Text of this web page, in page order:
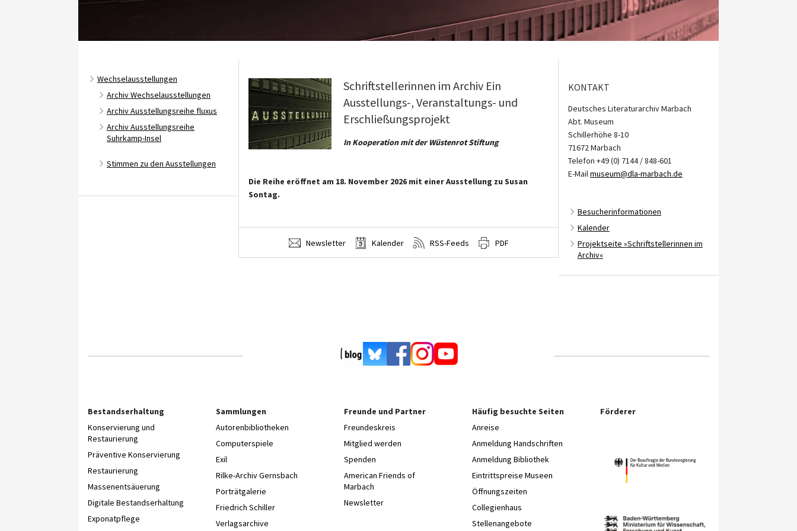
Wechselausstellungen
Archiv Wechselausstellungen
Archiv Ausstellungsreihe fluxus
Archiv Ausstellungsreihe
Suhrkamp-Insel
Stimmen zu den Ausstellungen
Schriftstellerinnen im Archiv Ein
Ausstellungs-, Veranstaltungs- und
Erschließungsprojekt
In Kooperation mit der Wüstenrot Stiftung
Die Reihe eröffnet am 18. November 2026 mit einer Ausstellung zu Susan
Sontag.
Newsletter Kalender RSS-Feeds PDF
KONTAKT
Deutsches Literaturarchiv Marbach
Abt. Museum
Schillerhöhe 8-10
71672 Marbach
Telefon +49 (0) 7144 / 848-601
E-Mailmuseum@dla-marbach.de
Besucherinformationen
Kalender
Projektseite »Schriftstellerinnen im
Archiv«
Bestandserhaltung
Konservierung und
Restaurierung
Präventive Konservierung
Restaurierung
Massenentsäuerung
Digitale Bestandserhaltung
Exponatpflege
Sammlungen
Autorenbibliotheken
Computerspiele
Exil
Rilke-Archiv Gernsbach
Porträtgalerie
Friedrich Schiller
Verlagsarchive
Freunde und Partner
Freundeskreis
Mitglied werden
Spenden
American Friends of
Marbach
Newsletter
Häufig besuchte Seiten
Anreise
Anmeldung Handschriften
Anmeldung Bibliothek
Eintrittspreise Museen
Öffnungszeiten
Collegienhaus
Stellenangebote
Förderer